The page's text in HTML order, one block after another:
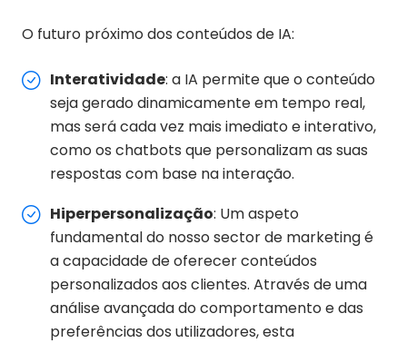
O futuro próximo dos conteúdos de IA:
Interatividade: a IA permite que o conteúdo
seja gerado dinamicamente em tempo real,
mas será cada vez mais imediato e interativo,
como os chatbots que personalizam as suas
respostas com base na interação.
Hiperpersonalização: Um aspeto
fundamental do nosso sector de marketing é
a capacidade de oferecer conteúdos
personalizados aos clientes. Através de uma
análise avançada do comportamento e das
preferências dos utilizadores, esta